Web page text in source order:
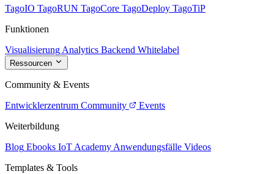
TagoIO TagoRUN TagoCore TagoDeploy TagoTiP
Funktionen
Visualisierung Analytics Backend Whitelabel
Ressourcen
Community & Events
Entwicklerzentrum Community
Events
Weiterbildung
Blog Ebooks IoT Academy Anwendungsfälle Videos
Templates & Tools